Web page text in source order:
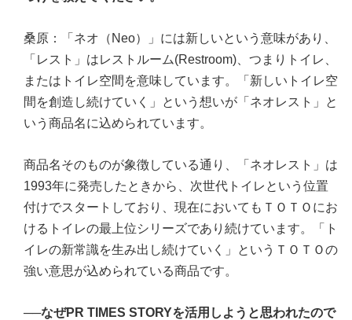
桑原：「ネオ（Neo）」には新しいという意味があり、
「レスト」はレストルーム(Restroom)、つまりトイレ、
またはトイレ空間を意味しています。「新しいトイレ空
間を創造し続けていく」という想いが「ネオレスト」と
いう商品名に込められています。
商品名そのものが象徴している通り、「ネオレスト」は
1993年に発売したときから、次世代トイレという位置
付けでスタートしており、現在においてもＴＯＴＯにお
けるトイレの最上位シリーズであり続けています。「ト
イレの新常識を生み出し続けていく」というＴＯＴＯの
強い意思が込められている商品です。
──なぜPR TIMES STORYを活用しようと思われたので